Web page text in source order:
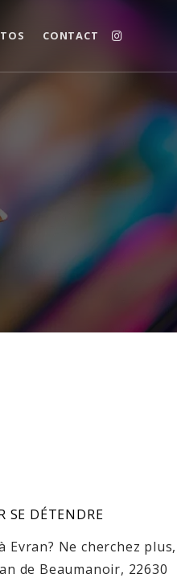
CONTACT
SE DÉTENDRE
Ne cherchez plus,
de Beaumanoir, 22630